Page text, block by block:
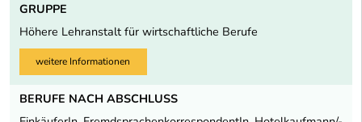
GRUPPE
Höhere Lehranstalt für wirtschaftliche Berufe
weitere Informationen
BERUFE NACH ABSCHLUSS